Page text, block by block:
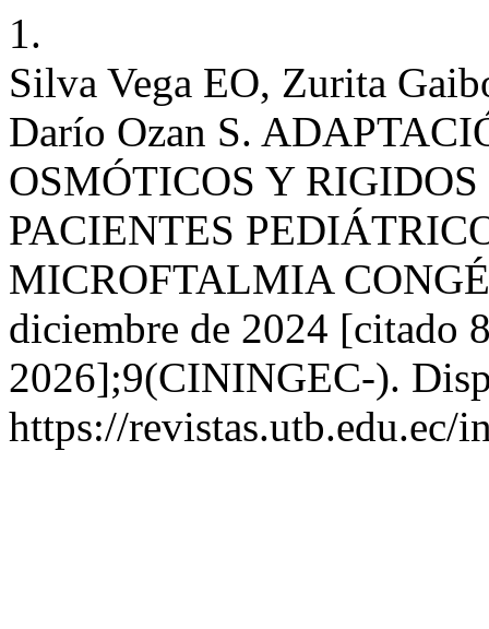
1.
Silva Vega EO, Zurita
Darío Ozan S.
OSMÓTICOS Y
PACIENTES
MICROFTALMIA
diciembre de 2024 [citado
2026];9(CININGEC-).
https://revistas.utb.edu.ec/